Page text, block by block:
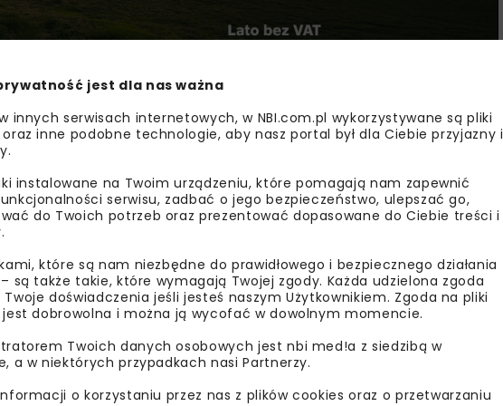
niż dotychczasowe zdolności w kierunku Ukrainy. Poziom
będzie uzależniona od kierunków dostaw, wykorzystania innych
południowej i południowo-wschodniej Polski – w szczególności
gazu.
stronami uzgodniony został zakres niezbędnych zmian
ze stacji Drozdowicze do punktu Hermanowice. Prace powinny
jest dla nas ważna
innych serwisach internetowych, w NBI.com.pl wykorzystywane są pliki
inne podobne technologie, aby nasz portal był dla Ciebie przyjazny i
instalowane na Twoim urządzeniu, które pomagają nam zapewnić
serwisu, zadbać o jego bezpieczeństwo, ulepszać go,
do Twoich potrzeb oraz prezentować dopasowane do Ciebie treści i
które są nam niezbędne do prawidłowego i bezpiecznego działania
są także takie, które wymagają Twojej zgody. Każda udzielona zgoda
doświadczenia jeśli jesteś naszym Użytkownikiem. Zgoda na pliki
dobrowolna i można ją wycofać w dowolnym momencie.
Twoich danych osobowych jest nbi med!a z siedzibą w
a w niektórych przypadkach nasi Partnerzy.
o korzystaniu przez nas z plików cookies oraz o przetwarzaniu